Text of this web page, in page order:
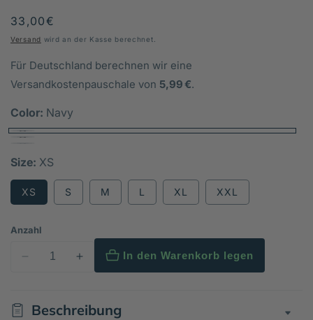
Normaler
Preis
33,00€
Versand wird an der Kasse berechnet.
Für Deutschland berechnen wir eine
Versandkostenpauschale von 5,99 €.
Color: Navy
Size: XS
XS S M L XL XXL
Anzahl
Verringere
für
Erhöhe
für
In den Warenkorb legen
Beschreibung